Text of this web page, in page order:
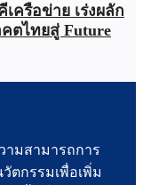
ครือข่าย เร่งผลัก
ตไทยสู่ Future
ามสามารถการ
ตกรรมเพื่อเพิ่ม